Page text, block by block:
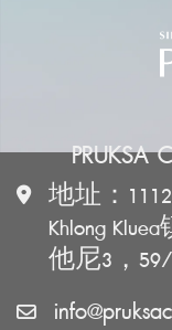
PRUKSA
地址：
Khlong
他尼3，